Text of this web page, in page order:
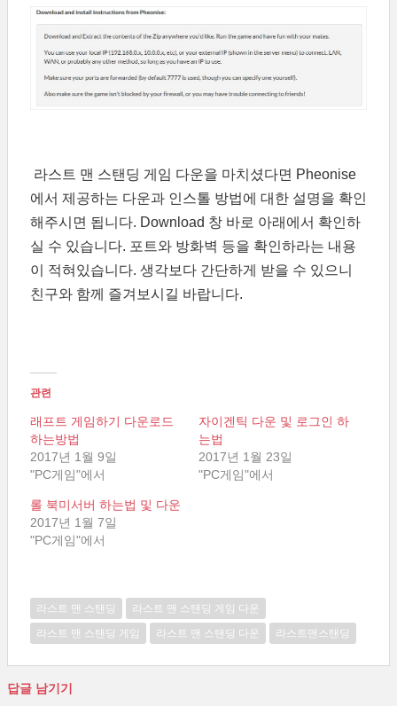
라스트 맨 스탠딩 게임 다운을 마치셨다면 Pheonise
에서 제공하는 다운과 인스톨 방법에 대한 설명을 확인
해주시면 됩니다. Download 창 바로 아래에서 확인하
실 수 있습니다. 포트와 방화벽 등을 확인하라는 내용
이 적혀있습니다. 생각보다 간단하게 받을 수 있으니
친구와 함께 즐겨보시길 바랍니다.
관련
래프트 게임하기 다운로드
하는방법
2017년 1월 9일
"PC게임"에서
자이겐틱 다운 및 로그인 하
는법
2017년 1월 23일
"PC게임"에서
롤 북미서버 하는법 및 다운
2017년 1월 7일
"PC게임"에서
라스트 맨 스탠딩
라스트 맨 스탠딩 게임 다운
라스트 맨 스탠딩 게임
라스트 맨 스탠딩 다운 라스트맨스탠딩
답글 남기기